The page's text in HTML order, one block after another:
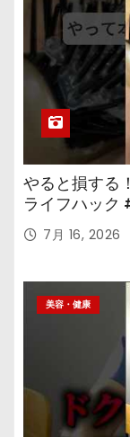
やると損する
ライフハッ
7月 16, 2026
美容・健康